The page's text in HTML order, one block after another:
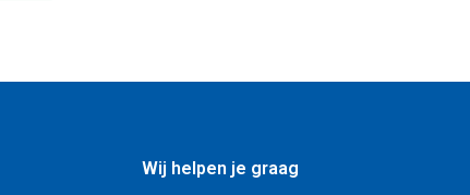
Wij helpen je graag